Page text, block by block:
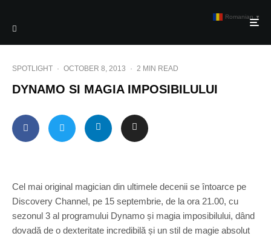
SPOTLIGHT · OCTOBER 8, 2013 · 2 MIN READ
DYNAMO SI MAGIA IMPOSIBILULUI
Cel mai original magician din ultimele decenii se întoarce pe
Discovery Channel, pe 15 septembrie, de la ora 21.00, cu
sezonul 3 al programului Dynamo și magia imposibilului, dând
dovadă de o dexteritate incredibilă și un stil de magie absolut
Romanian ▼